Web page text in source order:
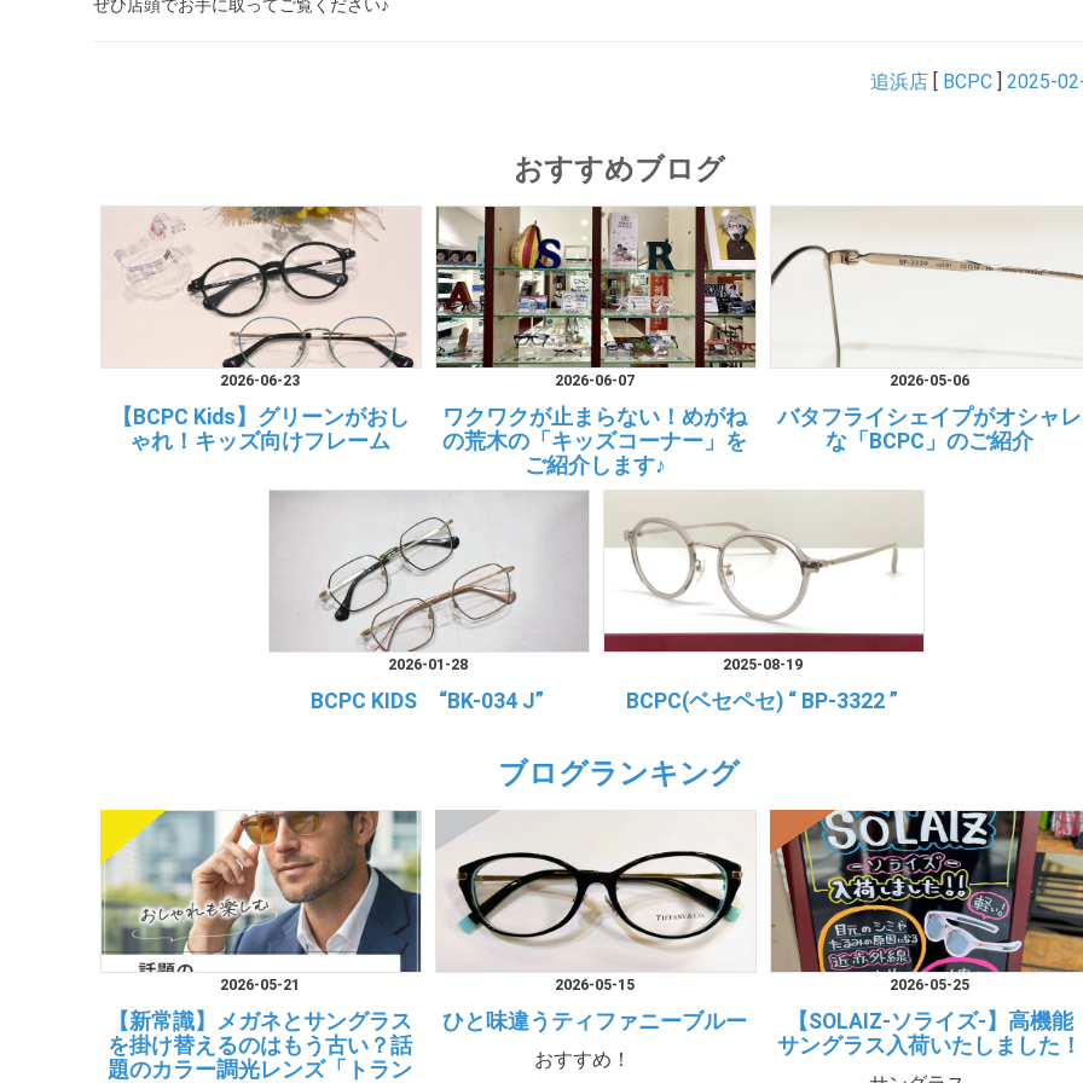
ぜひ店頭でお手に取ってご覧ください♪
追浜店 [ BCPC ] 2025-
おすすめブログ
2026-06-23
【BCPC Kids】グリーンがおし
ゃれ！キッズ向けフレーム
2026-06-07
ワクワクが止まらない！めがね
の荒木の「キッズコーナー」を
ご紹介します♪
2026-05-06
バタフライシェイプがオシャレ
な「BCPC」のご紹介
2026-01-28
BCPC KIDS “BK-034 J”
2025-08-19
BCPC(ベセペセ) “ BP-3322 ”
ブログランキング
2026-05-21
【新常識】メガネとサングラス
を掛け替えるのはもう古い？話
題のカラー調光レンズ「トラン
2026-05-15
ひと味違うティファニーブルー
おすすめ！
2026-05-25
【SOLAIZ-ソライズ-】高機能
サングラス入荷いたしました！